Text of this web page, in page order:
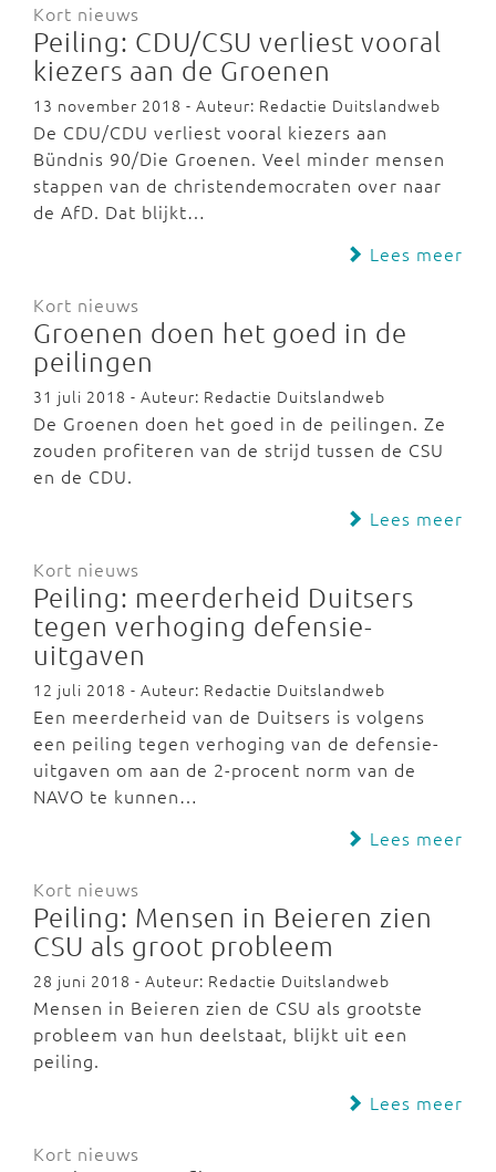
Kort nieuws
Peiling: CDU/CSU verliest vooral
kiezers aan de Groenen
13 november 2018 - Auteur: Redactie Duitslandweb
De CDU/CDU verliest vooral kiezers aan
Bündnis 90/Die Groenen. Veel minder mensen
stappen van de christendemocraten over naar
de AfD. Dat blijkt…
Lees meer
Kort nieuws
Groenen doen het goed in de
peilingen
31 juli 2018 - Auteur: Redactie Duitslandweb
De Groenen doen het goed in de peilingen. Ze
zouden profiteren van de strijd tussen de CSU
en de CDU.
Lees meer
Kort nieuws
Peiling: meerderheid Duitsers
tegen verhoging defensie-
uitgaven
12 juli 2018 - Auteur: Redactie Duitslandweb
Een meerderheid van de Duitsers is volgens
een peiling tegen verhoging van de defensie-
uitgaven om aan de 2-procent norm van de
NAVO te kunnen…
Lees meer
Kort nieuws
Peiling: Mensen in Beieren zien
CSU als groot probleem
28 juni 2018 - Auteur: Redactie Duitslandweb
Mensen in Beieren zien de CSU als grootste
probleem van hun deelstaat, blijkt uit een
peiling.
Lees meer
Kort nieuws